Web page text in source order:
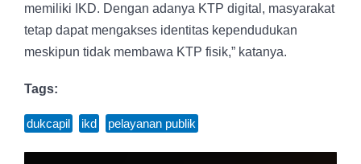
memiliki IKD. Dengan adanya KTP digital, masyarakat
tetap dapat mengakses identitas kependudukan
meskipun tidak membawa KTP fisik,” katanya.
Tags:
dukcapil ikd pelayanan publik